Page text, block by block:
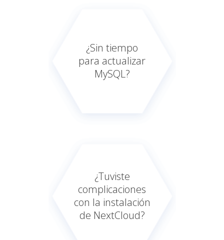
¿Sin tiempo
para actualizar
MySQL?
¿Tuviste
complicaciones
con la instalación
de NextCloud?